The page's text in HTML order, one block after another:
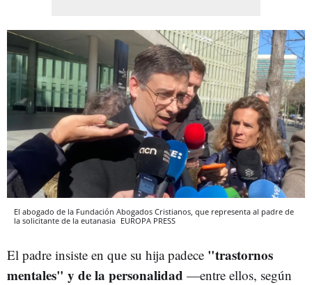
El abogado de la Fundación Abogados Cristianos, que representa al padre de
la solicitante de la eutanasia EUROPA PRESS
El padre insiste en que su hija padece "trastornos
mentales" y de la personalidad —entre ellos, según